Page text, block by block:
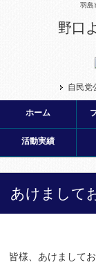
羽島
野口
自民党
ホーム
活動実績
あけまして
皆様、あけまして